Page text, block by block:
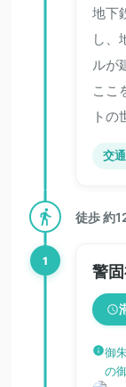
地下
し、
ルが
ここ
トの
交
徒歩 約
1
警
御
の